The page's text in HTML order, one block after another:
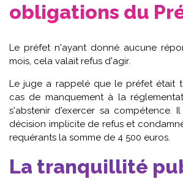
obligations du
Le préfet n'ayant donné aucune
mois, cela valait refus d'agir.
Le juge a rappelé que le préfet était
cas de manquement à la
s'abstenir d'exercer sa compétence.
décision implicite de refus et
requérants la somme de 4 500 euros.
La tranquillité